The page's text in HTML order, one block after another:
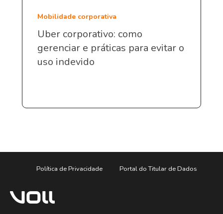
Mobilidade corporativa
Uber corporativo: como
gerenciar e práticas para evitar o
uso indevido
Política de Privacidade Portal do Titular de Dados